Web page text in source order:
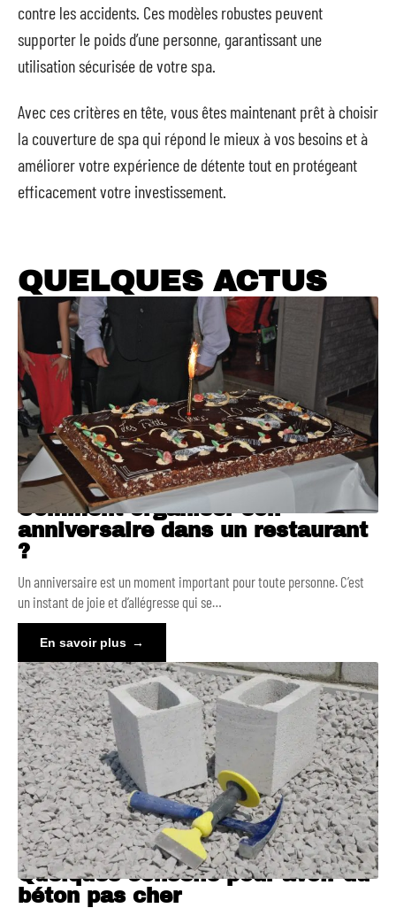
contre les accidents. Ces modèles robustes peuvent
supporter le poids d’une personne, garantissant une
utilisation sécurisée de votre spa.
Avec ces critères en tête, vous êtes maintenant prêt à choisir
la couverture de spa qui répond le mieux à vos besoins et à
améliorer votre expérience de détente tout en protégeant
efficacement votre investissement.
QUELQUES ACTUS
Comment organiser son
anniversaire dans un restaurant
?
Un anniversaire est un moment important pour toute personne. C’est
un instant de joie et d’allégresse qui se…
En savoir plus
Quelques conseils pour avoir du
béton pas cher